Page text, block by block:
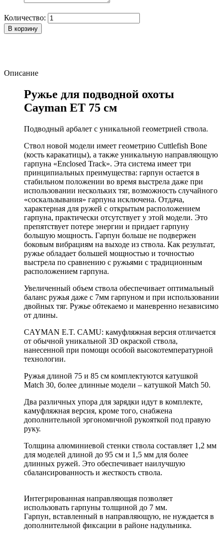
Количество:
В корзину
Описание
Ружье для подводной охоты
Cayman ET 75 см
Подводный арбалет с уникальной геометрией ствола.
Ствол новой модели имеет геометрию Cuttlefish Bone
(кость каракатицы), а также уникальную направляющую
гарпуна «Enclosed Track». Эта система имеет три
принципиальных преимущества: гарпун остается в
стабильном положении во время выстрела даже при
использовании нескольких тяг, возможность случайного
«соскальзывания» гарпуна исключена. Отдача,
характерная для ружей с открытым расположением
гарпуна, практически отсутствует у этой модели. Это
препятствует потере энергии и придает гарпуну
большую мощность. Гарпун больше не подвержен
боковым вибрациям на выходе из ствола. Как результат,
ружье обладает большей мощностью и точностью
выстрела по сравнению с ружьями с традиционным
расположением гарпуна.
Увеличенный объем ствола обеспечивает оптимальный
баланс ружья даже с 7мм гарпуном и при использовании
двойных тяг. Ружье обтекаемо и маневренно независимо
от длины.
CAYMAN E.T. CAMU: камуфляжная версия отличается
от обычной уникальной 3D окраской ствола,
нанесенной при помощи особой высокотемпературной
технологии.
Ружья длиной 75 и 85 см комплектуются катушкой
Match 30, более длинные модели – катушкой Match 50.
Два различных упора для зарядки идут в комплекте,
камуфляжная версия, кроме того, снабжена
дополнительной эргономичной рукояткой под правую
руку.
Толщина алюминиевой стенки ствола составляет 1,2 мм
для моделей длиной до 95 см и 1,5 мм для более
длинных ружей. Это обеспечивает наилучшую
сбалансированность и жесткость ствола.
Интегрированная направляющая позволяет
использовать гарпуны толщиной до 7 мм.
Гарпун, вставленный в направляющую, не нуждается в
дополнительной фиксации в районе надульника.